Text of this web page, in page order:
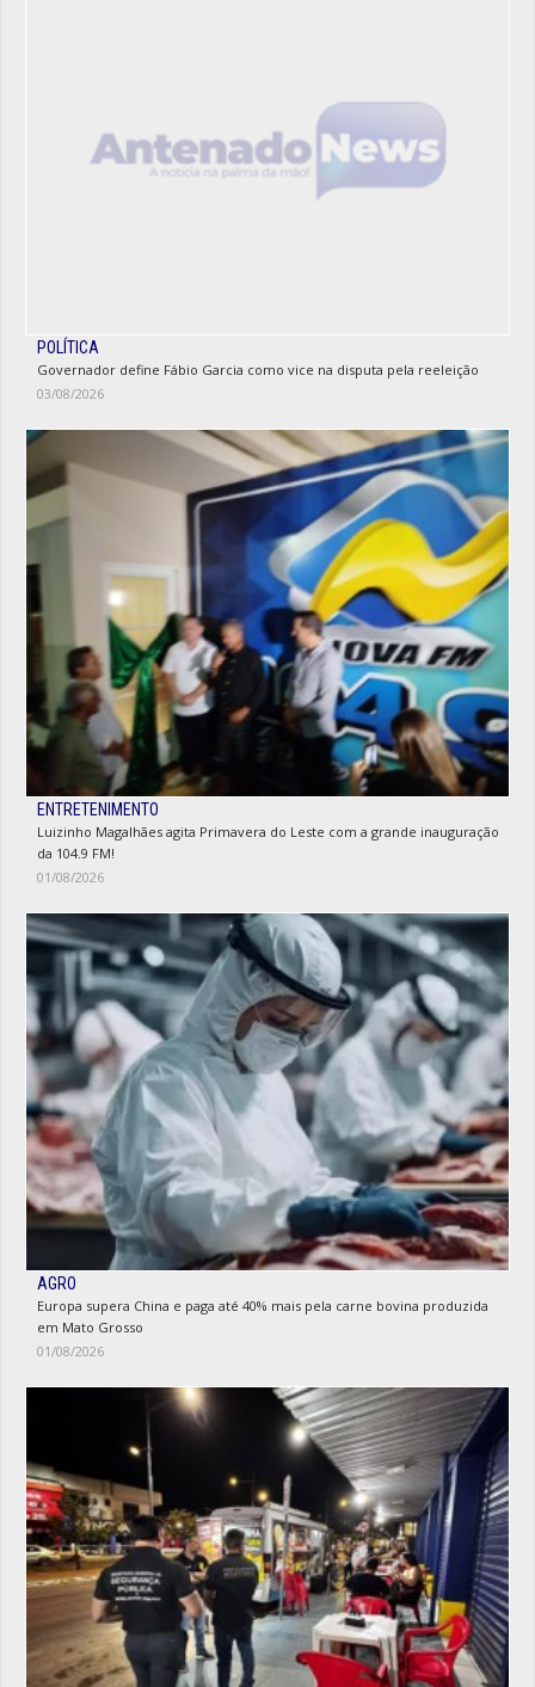
POLÍTICA
Governador define Fábio Garcia como vice na disputa pela reeleição
03/08/2026
ENTRETENIMENTO
Luizinho Magalhães agita Primavera do Leste com a grande inauguração
da 104.9 FM!
01/08/2026
AGRO
Europa supera China e paga até 40% mais pela carne bovina produzida
em Mato Grosso
01/08/2026